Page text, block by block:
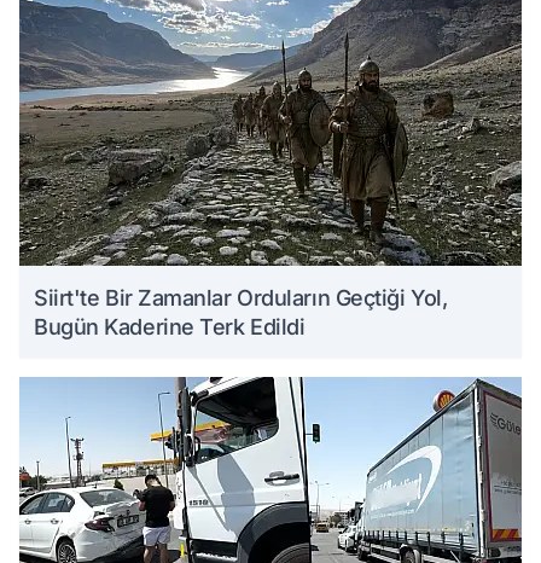
Siirt'te Bir Zamanlar Orduların Geçtiği Yol,
Bugün Kaderine Terk Edildi